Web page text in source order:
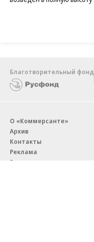
Благотворительный фонд
О «Коммерсанте»
Архив
Контакты
Реклама
Вакансии